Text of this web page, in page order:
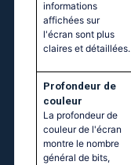
informations
affichées sur
l'écran sont plus
claires et détaillées.
Profondeur de
couleur
La profondeur de
couleur de l'écran
montre le nombre
général de bits,